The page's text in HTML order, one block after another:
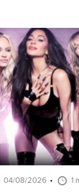
04/08/2026 1